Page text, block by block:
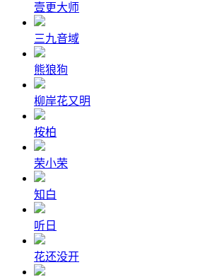
壹更大师
三九音域
熊狼狗
柳岸花又明
桉柏
荣小荣
知白
听日
花还没开